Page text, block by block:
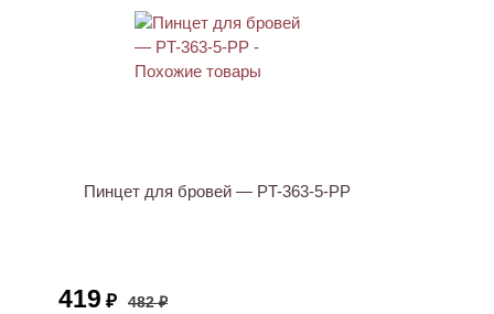
Пинцет для бровей — PT-363-5-PP
419 ₽ 482 ₽